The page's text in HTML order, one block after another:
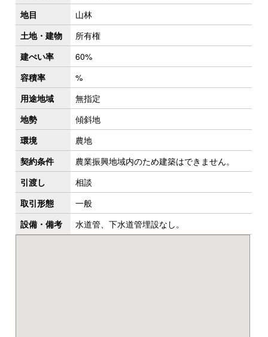
地目
山林
土地・建物
所有権
建ぺい率
60%
容積率
%
用途地域
無指定
地勢
傾斜地
環境
農地
契約条件
農業振興地域内のため建築はできません。
引渡し
相談
取引形態
一般
設備・備考
水道管、下水道管埋設なし。